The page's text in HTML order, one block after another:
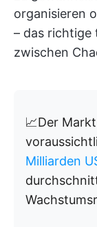
organisieren
– das richtige
zwischen
📈Der
Milliarden